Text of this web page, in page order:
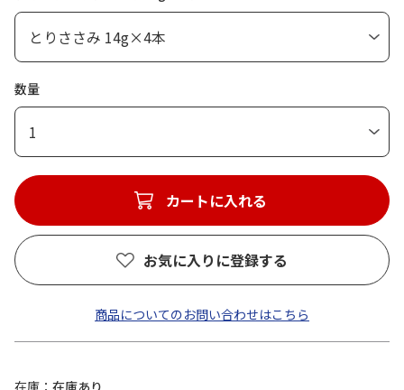
数量
1
カートに入れる
お気に入りに登録する
商品についてのお問い合わせはこちら
在庫
在庫あり